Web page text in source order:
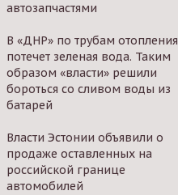
автозапчастями
В «ДНР» по трубам отопления
потечет зеленая вода. Таким
образом «власти» решили
бороться со сливом воды из
батарей
Власти Эстонии объявили о
продаже оставленных на
российской границе
автомобилей